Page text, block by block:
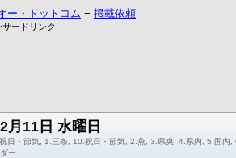
ー・ドットコム − 掲載依頼
サードリンク
月11日 水曜日
日・節気, 1.三条, 10.祝日・節気, 2.燕, 3.県央, 4.県内, 5.国内,
ー